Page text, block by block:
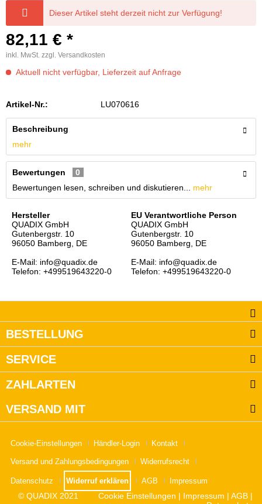
Dieser Artikel steht derzeit nicht zur Verfügung!
82,11 € *
inkl. MwSt. zzgl. Versandkosten
Aktuell nicht verfügbar, Lieferzeit auf Anfrage
Artikel-Nr.: LU070616
Beschreibung
mehr
Bewertungen
0
Bewertungen lesen, schreiben und diskutieren...
mehr
Hersteller
QUADIX GmbH
Gutenbergstr. 10
96050 Bamberg, DE
E-Mail: info@quadix.de
Telefon: +499519643220-0
EU Verantwortliche Person
QUADIX GmbH
Gutenbergstr. 10
96050 Bamberg, DE
E-Mail: info@quadix.de
Telefon: +499519643220-0
BESTELLUNG
SERVICE
ZAHLARTEN
VERSAND MIT
Cookie-Einstellungen Händler-Login Kontakt
Versand und Zahlungsbedingungen Widerrufsrecht
Datenschutz Widerruf erklären AGB Impressum
© QUADIX 2021 Cookie Einstellungen | Impressum | AGB |